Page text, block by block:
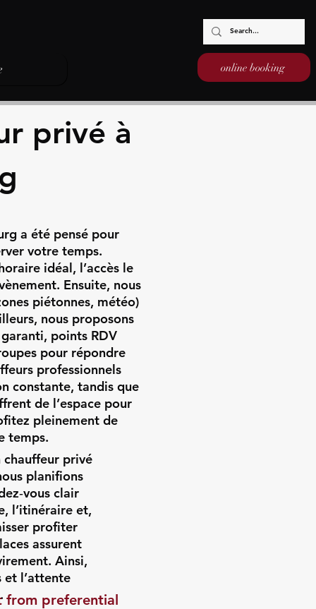
online booking
privé à
a été pensé pour
votre temps.
idéal, l’accès le
Ensuite, nous
piétonnes, météo)
nous proposons
points RDV
pour répondre
professionnels
constante, tandis que
de l’espace pour
pleinement de
temps.
chauffeur privé
planifions
clair
l’itinéraire et,
profiter
assurent
Ainsi,
et l’attente
from preferential